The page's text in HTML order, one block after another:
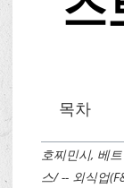
스
목차
호찌민시, 베
스/ -- 외식업